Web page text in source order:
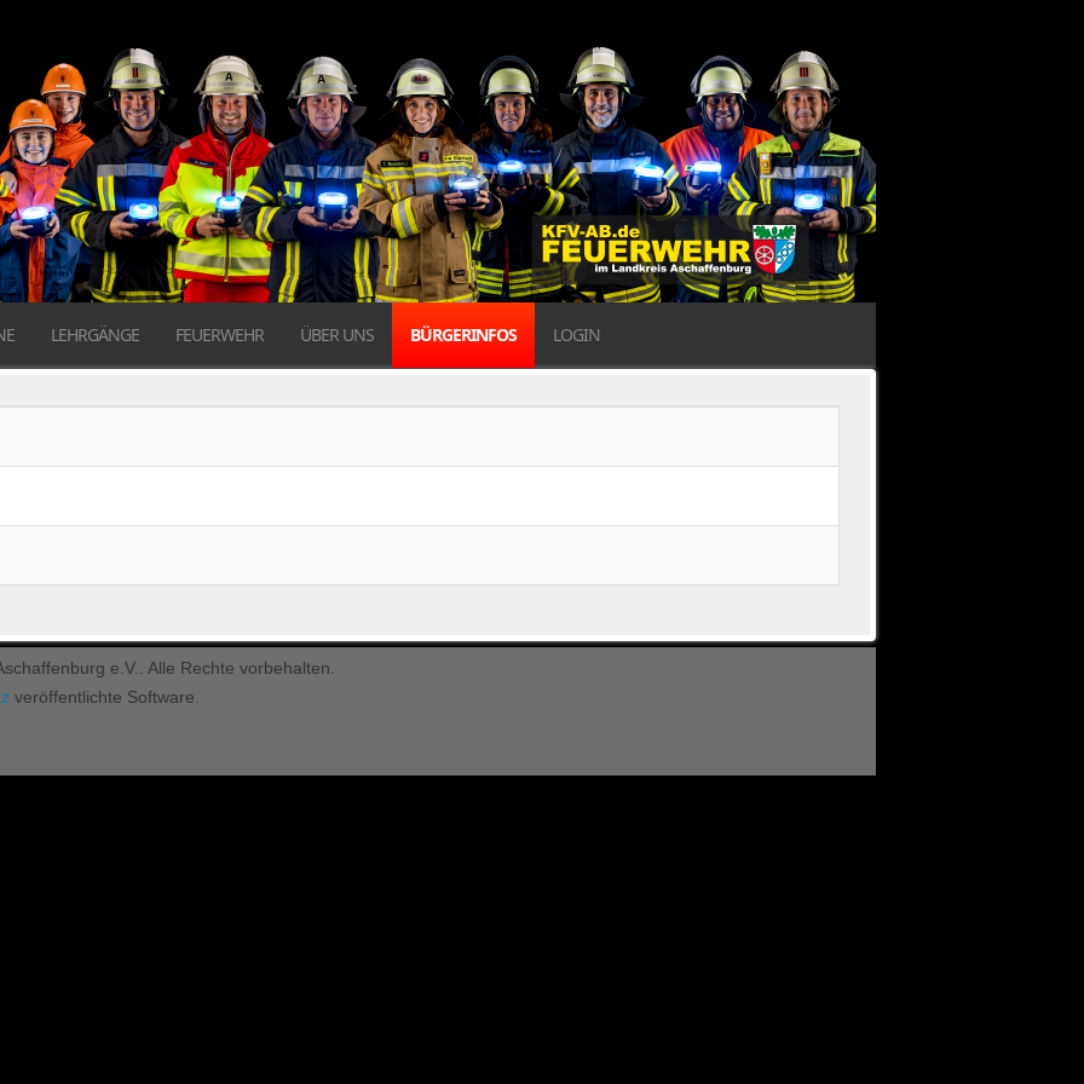
LEHRGÄNGE FEUERWEHR ÜBER UNS BÜRGERINFOS LOGIN
e.V.. Alle Rechte vorbehalten.
veröffentlichte Software.